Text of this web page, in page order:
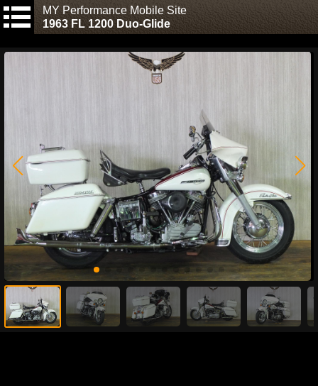
MY Performance Mobile Site
1963 FL 1200 Duo-Glide